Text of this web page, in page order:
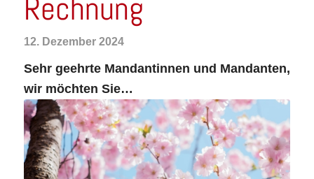
Rechnung
12. Dezember 2024
Sehr geehrte Mandantinnen und Mandanten,
wir möchten Sie…